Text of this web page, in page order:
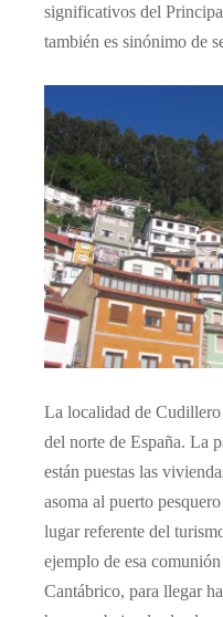
significativos del
también es sinónimo de
La localidad de Cudillero
del norte de España. La
están puestas las
asoma al puerto
lugar referente del
ejemplo de esa
Cantábrico, para llegar